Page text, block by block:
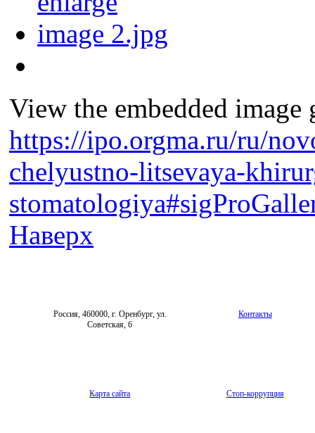
View the embedded
https://ipo.orgma.ru/ru/
chelyustno-litsevaya-
Наверх
Россия, 460000, г. Оренбург, ул.
Советская, 6
Контакты
Карта сайта Стоп-коррупция